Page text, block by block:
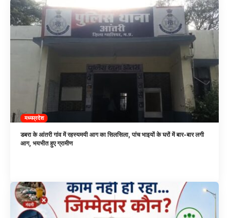
मध्यप्रदेश
डबरा के आंतरी गांव में रहस्यमयी आग का सिलसिला, पांच भाइयों के घरों में बार-बार लगी
आग, भयभीत हुए ग्रामीण